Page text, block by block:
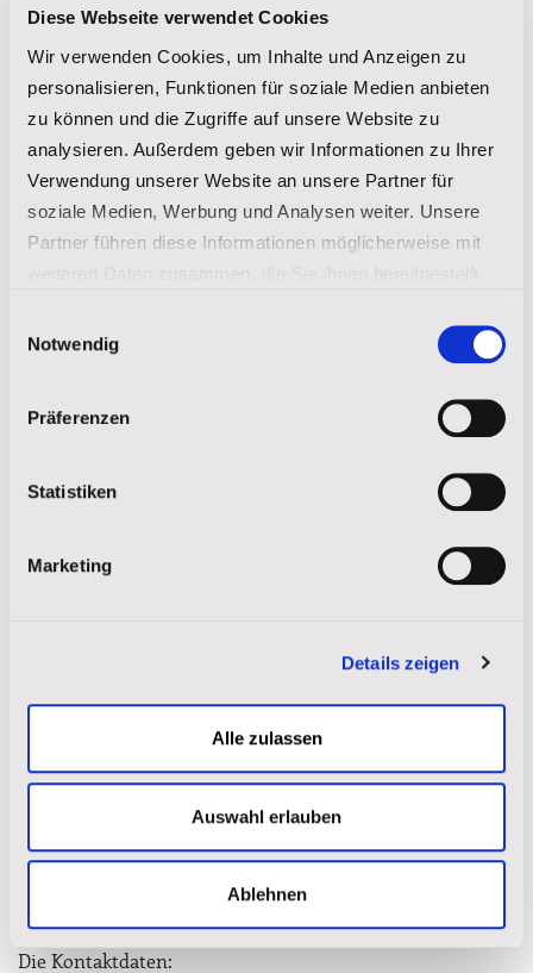
Diese Webseite verwendet Cookies
Wir verwenden Cookies, um Inhalte und Anzeigen zu
personalisieren, Funktionen für soziale Medien anbieten
zu können und die Zugriffe auf unsere Website zu
analysieren. Außerdem geben wir Informationen zu Ihrer
Verwendung unserer Website an unsere Partner für
soziale Medien, Werbung und Analysen weiter. Unsere
Partner führen diese Informationen möglicherweise mit
gesammelt haben.
Notwendig
Präferenzen
Statistiken
Marketing
Details zeigen
Alle zulassen
Auswahl erlauben
Ablehnen
Die Kontaktdaten: